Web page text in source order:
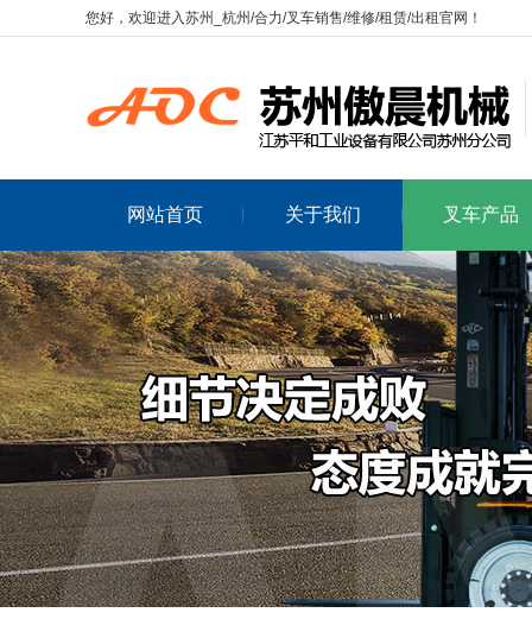
您好，欢迎进入苏州_杭州/合力/叉车销售/维修/租赁/出租官网！
网站首页 关于我们 叉车产品